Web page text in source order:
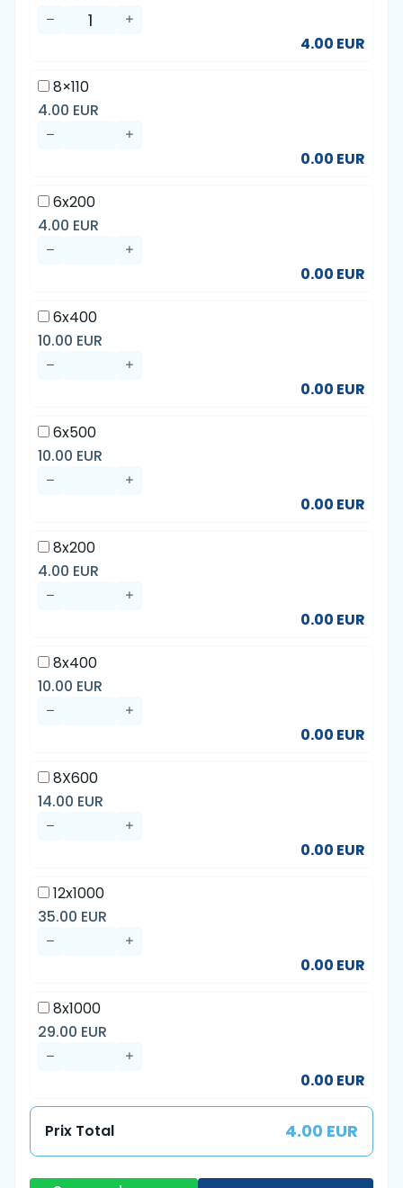
4.00 EUR
8×110
4.00 EUR
0.00 EUR
6x200
4.00 EUR
0.00 EUR
6x400
10.00 EUR
0.00 EUR
6x500
10.00 EUR
0.00 EUR
8x200
4.00 EUR
0.00 EUR
8x400
10.00 EUR
0.00 EUR
8X600
14.00 EUR
0.00 EUR
12x1000
35.00 EUR
0.00 EUR
8x1000
29.00 EUR
0.00 EUR
Prix Total 4.00 EUR